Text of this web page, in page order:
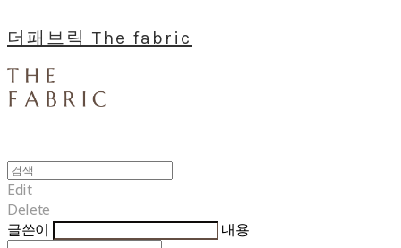
더패브릭 The fabric
Edit
Delete
글쓴이
내용